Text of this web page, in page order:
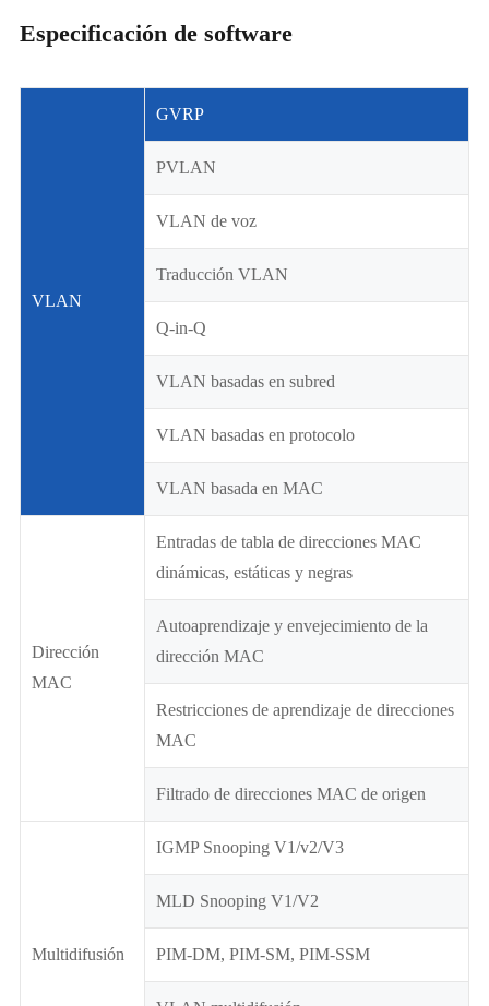
Especificación de software
VLAN
GVRP
PVLAN
VLAN de voz
Traducción VLAN
Q-in-Q
VLAN basadas en subred
VLAN basadas en protocolo
VLAN basada en MAC
Dirección
MAC
Entradas de tabla de direcciones MAC
dinámicas, estáticas y negras
Autoaprendizaje y envejecimiento de la
dirección MAC
Restricciones de aprendizaje de direcciones
MAC
Filtrado de direcciones MAC de origen
Multidifusión
IGMP Snooping V1/v2/V3
MLD Snooping V1/V2
PIM-DM, PIM-SM, PIM-SSM